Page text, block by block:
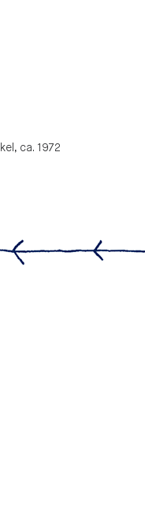
ca. 1972